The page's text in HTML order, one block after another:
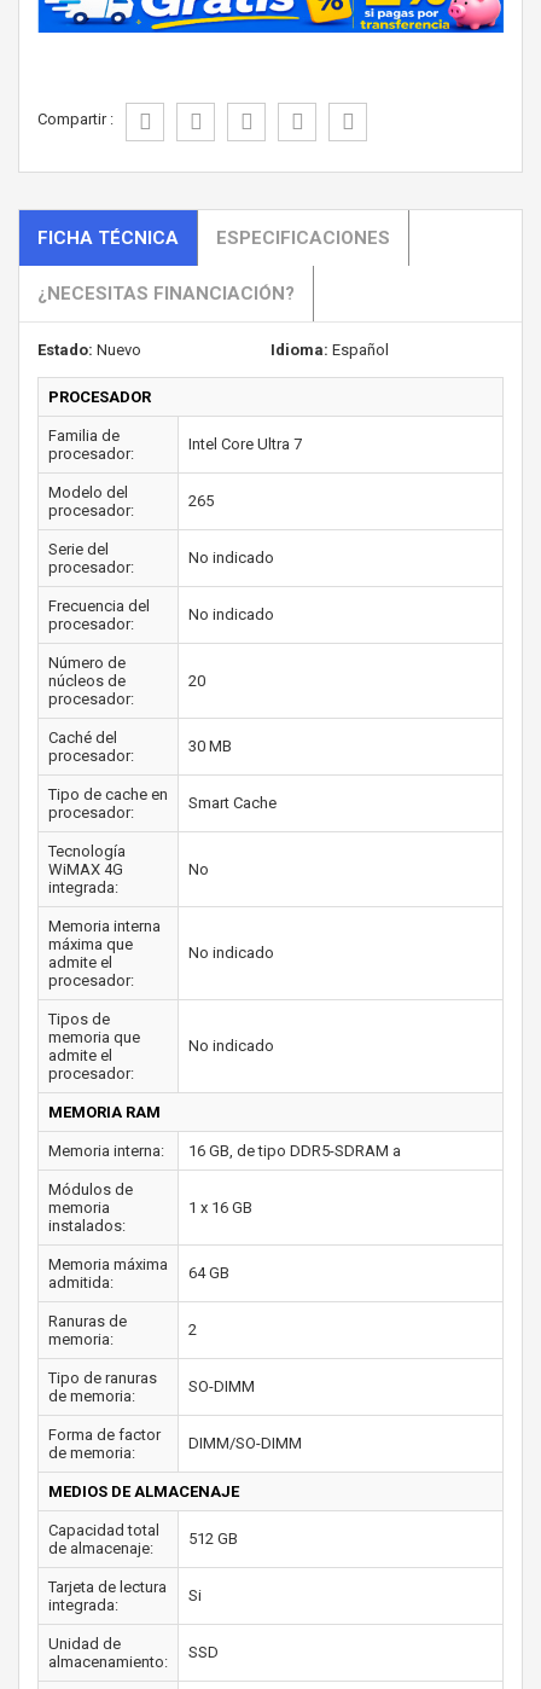
Compartir :
FICHA TÉCNICA ESPECIFICACIONES
¿NECESITAS FINANCIACIÓN?
Estado: Nuevo Idioma: Español
PROCESADOR
Familia de
procesador:
Intel Core Ultra 7
Modelo del
procesador:
265
Serie del
procesador:
No indicado
Frecuencia del
procesador:
No indicado
Número de
núcleos de
procesador:
20
Caché del
procesador:
30 MB
Tipo de cache en
procesador:
Smart Cache
Tecnología
WiMAX 4G
integrada:
No
Memoria interna
máxima que
admite el
procesador:
No indicado
Tipos de
memoria que
admite el
procesador:
No indicado
MEMORIA RAM
Memoria interna: 16 GB, de tipo DDR5-SDRAM a
Módulos de
memoria
instalados:
1 x 16 GB
Memoria máxima
admitida:
64 GB
Ranuras de
memoria:
2
Tipo de ranuras
de memoria:
SO-DIMM
Forma de factor
de memoria:
DIMM/SO-DIMM
MEDIOS DE ALMACENAJE
Capacidad total
de almacenaje:
512 GB
Tarjeta de lectura
integrada:
Si
Unidad de
almacenamiento:
SSD